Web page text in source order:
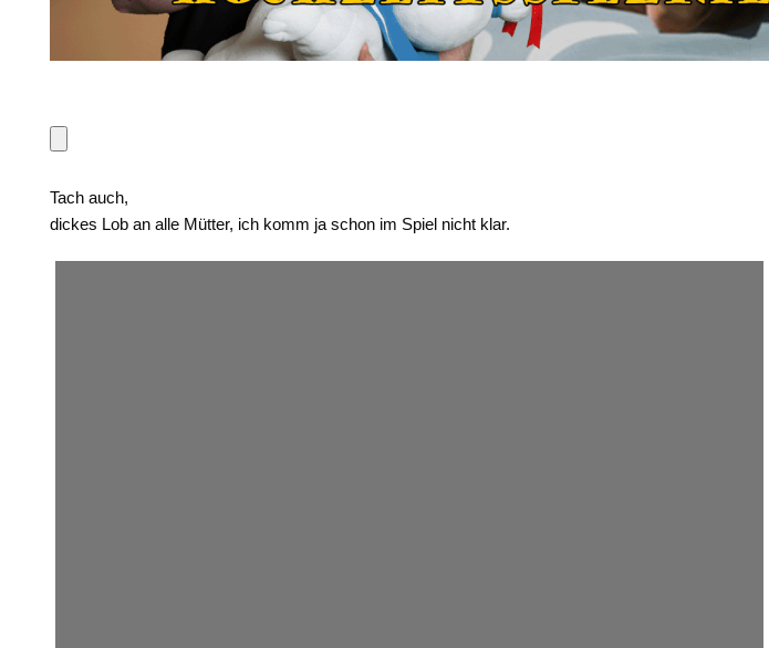
Tach auch,
dickes Lob an alle Mütter, ich komm ja schon im Spiel nicht klar.